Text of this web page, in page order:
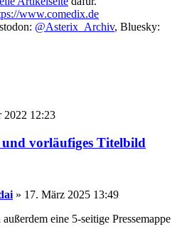
www.comedix.de
@Asterix_Archiv, Bluesky:
2022 12:23
und vorläufiges Titelbild
» 17. März 2025 13:49
eine 5-seitige Pressemappe